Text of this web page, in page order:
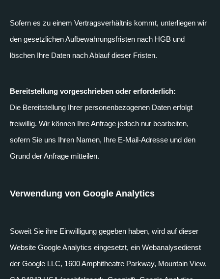
Sofern es zu einem Vertragsverhältnis kommt, unterliegen wir
den gesetzlichen Aufbewahrungsfristen nach HGB und
löschen Ihre Daten nach Ablauf dieser Fristen.
Bereitstellung vorgeschrieben oder erforderlich:
Die Bereitstellung Ihrer personenbezogenen Daten erfolgt
freiwillig. Wir können Ihre Anfrage jedoch nur bearbeiten,
sofern Sie uns Ihren Namen, Ihre E-Mail-Adresse und den
Grund der Anfrage mitteilen.
Verwendung von Google Analytics
Soweit Sie ihre Einwilligung gegeben haben, wird auf dieser
Website Google Analytics eingesetzt, ein Webanalysedienst
der Google LLC, 1600 Amphitheatre Parkway, Mountain View,